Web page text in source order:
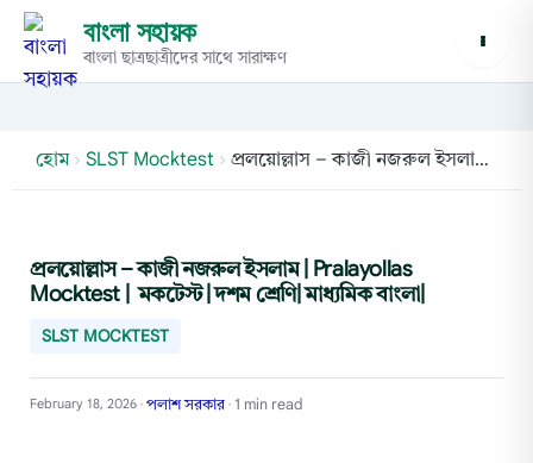
বাংলা সহায়ক
বাংলা ছাত্রছাত্রীদের সাথে সারাক্ষণ
হোম › SLST Mocktest › প্রলয়োল্লাস – কাজী নজরুল ইসলাম | Pralayollas Mocktest | মকটেস্ট | দশম শ্রেণি| মাধ্যমিক বাংলা|
প্রলয়োল্লাস – কাজী নজরুল ইসলাম | Pralayollas
Mocktest | মকটেস্ট | দশম শ্রেণি| মাধ্যমিক বাংলা|
SLST MOCKTEST
February 18, 2026 • পলাশ সরকার • 1 min read